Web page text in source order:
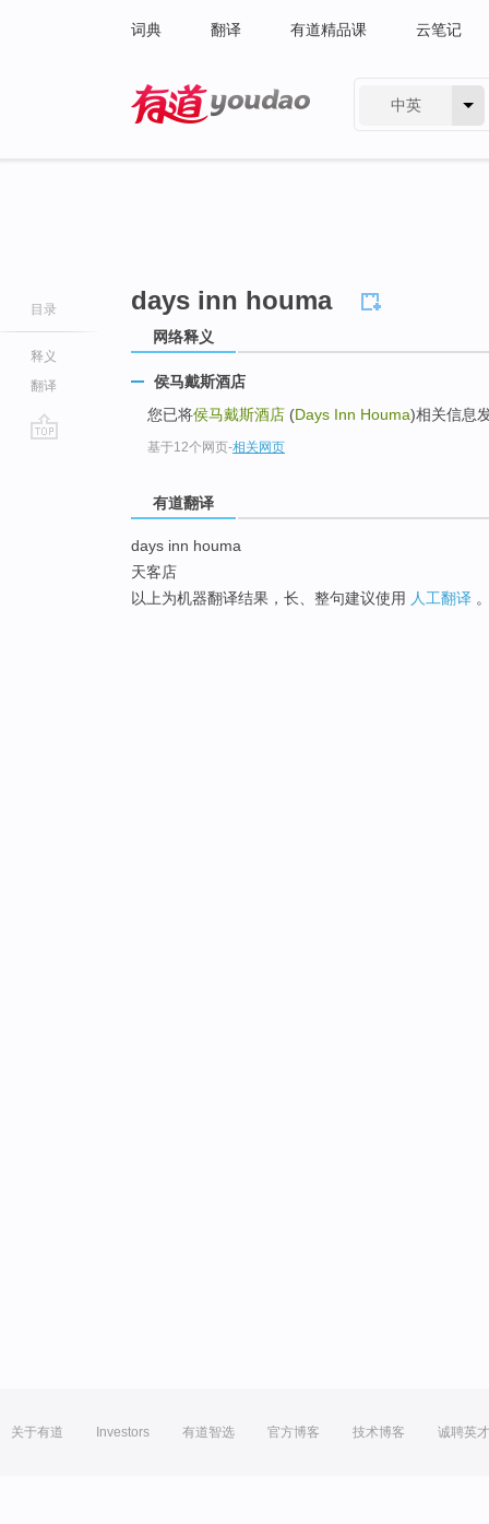
词典 翻译 有道精品课 云笔记
中英
目录
释义
翻译
days inn houma
网络释义
侯马戴斯酒店
您已将侯马戴斯酒店 (Days Inn Houma)相关信息
基于12个网页-相关网页
有道翻译
days inn houma
天客店
以上为机器翻译结果，长、整句建议使用 人工翻译
关于有道 Investors 有道智选 官方博客 技术博客 诚聘英才